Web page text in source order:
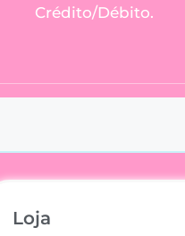
Crédito/Débito.
Loja